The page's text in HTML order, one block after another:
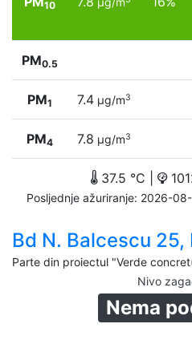
10
PM0.5
PM1 7.4 µg/m3
PM4 7.8 µg/m3
37.5 °C |
Posljednje ažuriranje: 2026-
Bd N. Balcescu
Parte din proiectul "Verde
Nivo
Nema